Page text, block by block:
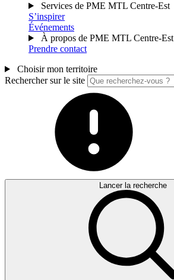
Services de PME MTL Centre-Est
S’inspirer
Événements
À propos de PME MTL Centre-Est
Prendre contact
Choisir mon territoire
Rechercher sur le site
Lancer la recherche